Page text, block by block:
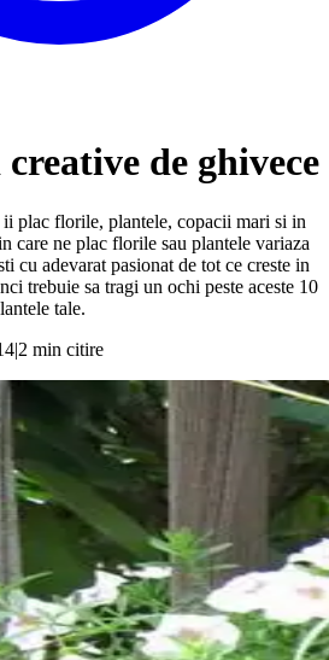
de ghivece
plac florile, plantele, copacii mari si in
care ne plac florile sau plantele variaza
cu adevarat pasionat de tot ce creste in
trebuie sa tragi un ochi peste aceste 10
tale.
|2 min citire